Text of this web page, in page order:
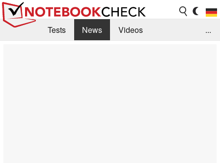
Tests News
Videos
...